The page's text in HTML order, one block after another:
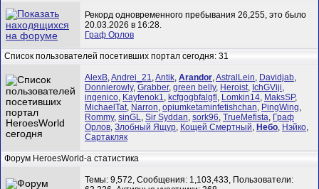
Рекорд одновременного пребывания 26,255, это было
20.03.2026 в 16:28.
Граф Орлов
Список пользователей посетивших портал сегодня: 31
AlexB,Andrei_21,Antik, Arandor,AstralLein, Davidjab,
Donnierowly, Grabber, green belly, Heroist, IchGViji,
ingenico, Kayfenok1, kcfgogbfalgfl , Lomkin14, MaksSP,
MichaelTat, Narron, opiumketaminfetishchan, PingWing,
Rommy, sinGL, Sir Syddan, sork96, TrueMefista, Граф
Орлов, Злобный Ящур, Кощей Смертный, Небо, Нэйко,
Сартакляк
Форум HeroesWorld-а статистика
Темы: 9,572, Сообщения: 1,103,433, Пользователи: